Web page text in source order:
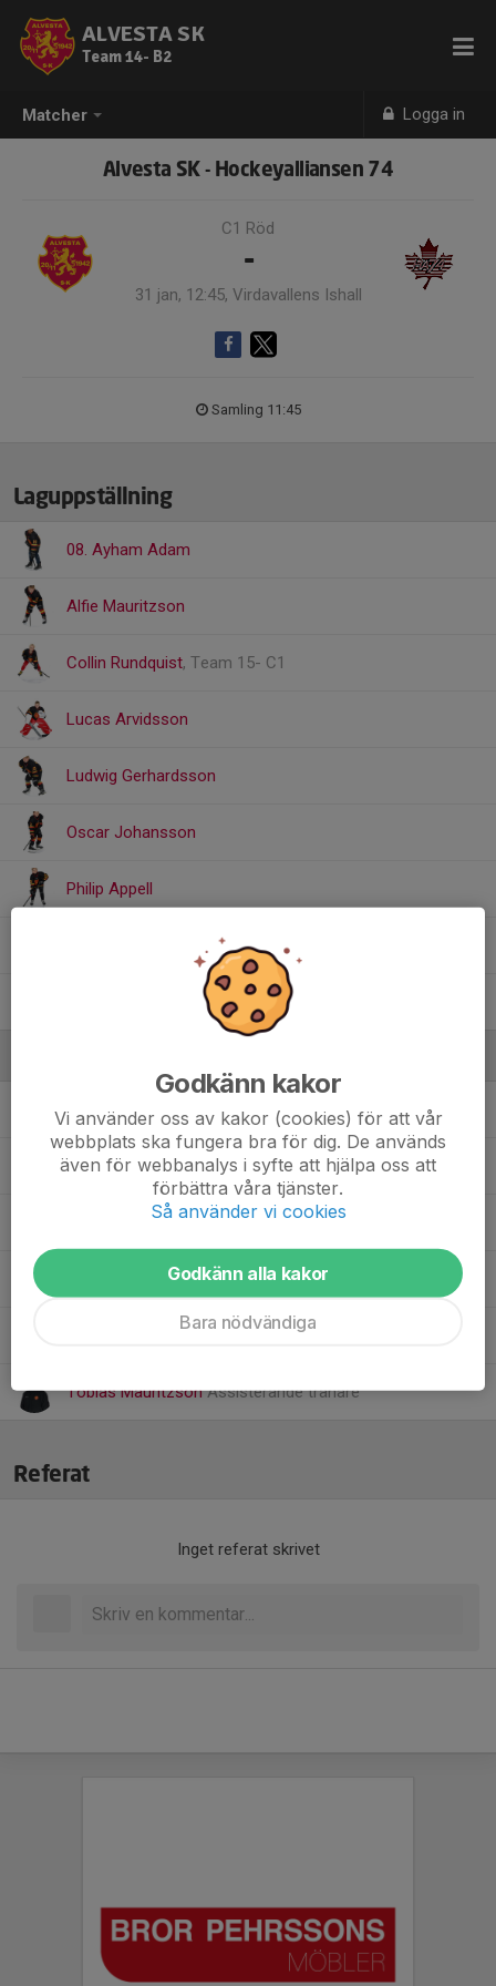
Matcher Logga in
ALVESTA SK
Team 14- B2
Alvesta SK - Hockeyalliansen 74
C1 Röd
-
31 jan, 12:45, Virdavallens Ishall
Samling 11:45
Laguppställning
08. Ayham Adam
Alfie Mauritzson
Collin Rundquist, Team 15- C1
Lucas Arvidsson
Ludwig Gerhardsson
Oscar Johansson
Philip Appell
Jimmie GerhardssonMaterialförvaltare
Johan KarlssonAssisterande tränare
Magnus NorbergMaterialförvaltare
Simeon AppellTränare/lagledare
Tobias Johansson Assisterande tränare
Tobias MauritzsonAssisterande tränare
Referat
Inget referat skrivet
Godkänn kakor
Vi använder oss av kakor (cookies) för att vår
webbplats ska fungera bra för dig. De används
även för webbanalys i syfte att hjälpa oss att
förbättra våra tjänster.
Så använder vi cookies
Godkänn alla kakor
Bara nödvändiga